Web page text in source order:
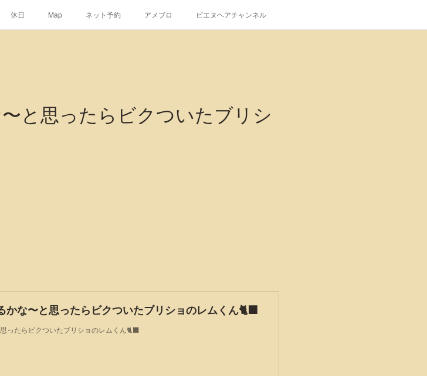
休日 Map ネット予約 アメブロ ピエヌヘアチャンネル
〜と思ったらビクついたブリシ
かな〜と思ったらビクついたブリショのレムくん🐈‍⬛
思ったらビクついたブリショのレムくん🐈‍⬛